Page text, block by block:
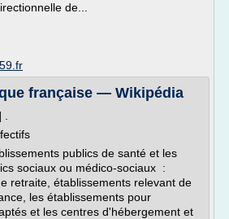
de...
française — Wikipédia
publics de santé et les
sociaux ou médico-sociaux :
retraite, établissements relevant de
les établissements pour
et les centres d'hébergement et